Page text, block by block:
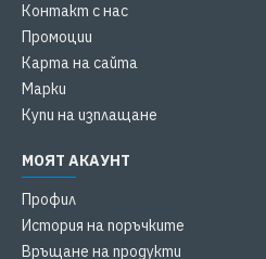
Контакт с нас
Промоции
Карта на сайта
Марки
Купи на изплащане
МОЯТ АКАУНТ
Профил
История на поръчките
Връщане на продукти